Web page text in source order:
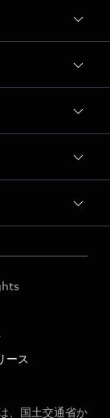
ース
、国土交通省か